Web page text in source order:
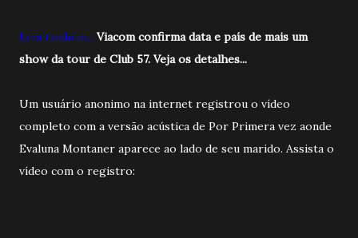
Leia também....Viacom confirma data e país de mais um
show da tour de Club 57. Veja os detalhes...
Um usuário anonimo na internet registrou o vídeo
completo com a versão acústica de Por Primera vez aonde
Evaluna Montaner aparece ao lado de seu marido. Assista o
vídeo com o registro: